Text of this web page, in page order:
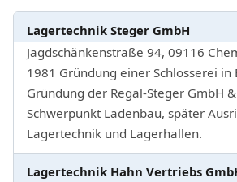
Lagertechnik Steger GmbH
Jagdschänkenstraße 94, 09116
1981 Gründung einer Schlosserei in
Gründung der Regal-Steger GmbH
Schwerpunkt Ladenbau, später
Lagertechnik und Lagerhallen.
Lagertechnik Hahn Vertriebs